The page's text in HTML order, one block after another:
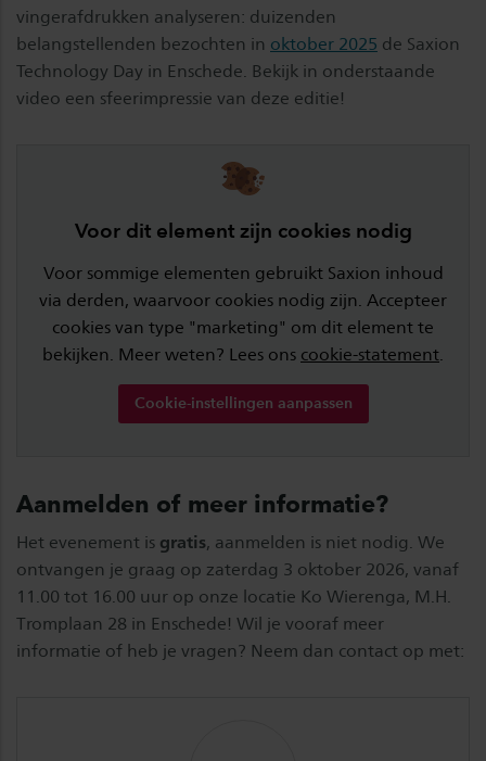
vingerafdrukken analyseren: duizenden
belangstellenden bezochten in oktober 2025 de Saxion
Technology Day in Enschede. Bekijk in onderstaande
video een sfeerimpressie van deze editie!
Voor dit element zijn cookies nodig
Voor sommige elementen gebruikt Saxion inhoud
via derden, waarvoor cookies nodig zijn. Accepteer
cookies van type "marketing" om dit element te
bekijken. Meer weten? Lees ons cookie-statement
Cookie-instellingen aanpassen
Aanmelden of meer informatie?
Het evenement is gratis, aanmelden is niet nodig. We
ontvangen je graag op zaterdag 3 oktober 2026, vanaf
11.00 tot 16.00 uur op onze locatie Ko Wierenga, M.H.
Tromplaan 28 in Enschede! Wil je vooraf meer
informatie of heb je vragen? Neem dan contact op met: